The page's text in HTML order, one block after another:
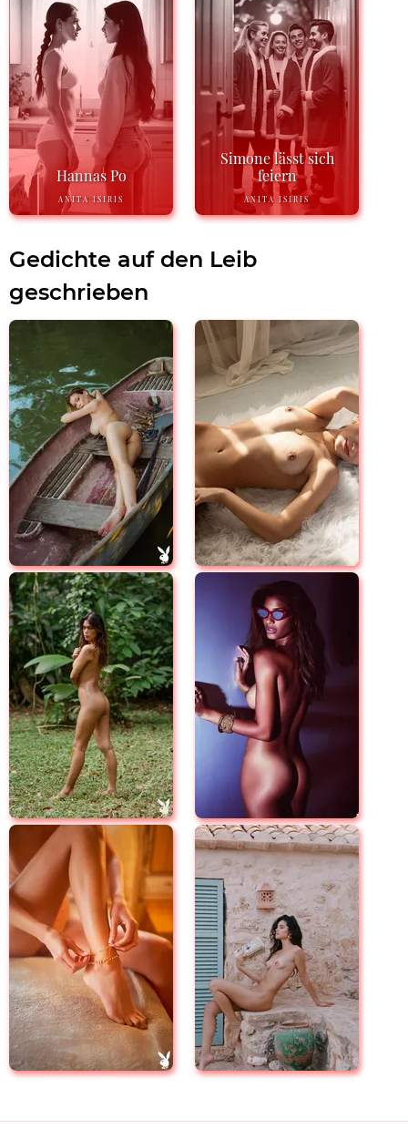
Hannas Po
ANITA ISIRIS
Simone lässt sich
feiern
ANITA ISIRIS
Gedichte auf den Leib
geschrieben